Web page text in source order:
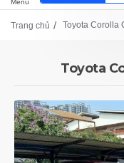
Trang chủ Toyota Corolla
Toyota